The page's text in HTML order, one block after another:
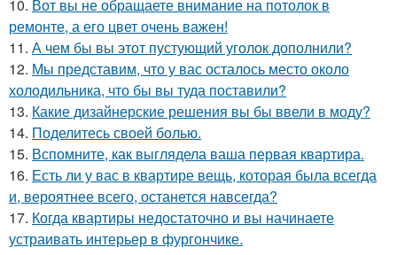
10. Вот вы не обращаете внимание на потолок в
ремонте, а его цвет очень важен!
11. А чем бы вы этот пустующий уголок дополнили?
12. Мы представим, что у вас осталось место около
холодильника, что бы вы туда поставили?
13. Какие дизайнерские решения вы бы ввели в моду?
14. Поделитесь своей болью.
15. Вспомните, как выглядела ваша первая квартира.
16. Есть ли у вас в квартире вещь, которая была всегда
и, вероятнее всего, останется навсегда?
17. Когда квартиры недостаточно и вы начинаете
устраивать интерьер в фургончике.